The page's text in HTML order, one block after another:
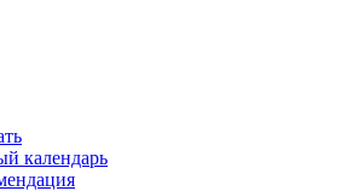
календарь